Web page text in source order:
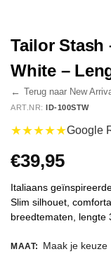
Tailor Stash
White –
← Terug naar New
ART.NR: ID-100STW
★★★★★Google
€39,95
Italiaans
Slim silhouet,
breedtematen, lengte
MAAT: Maak je keuze